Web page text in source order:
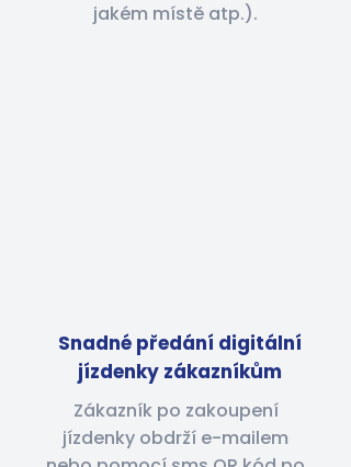
jakém místě atp.).
Snadné předání digitální
jízdenky zákazníkům
Zákazník po zakoupení
jízdenky obdrží e-mailem